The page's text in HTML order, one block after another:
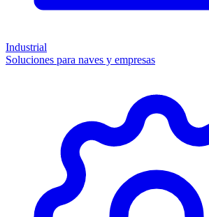
Industrial
Soluciones para naves y empresas